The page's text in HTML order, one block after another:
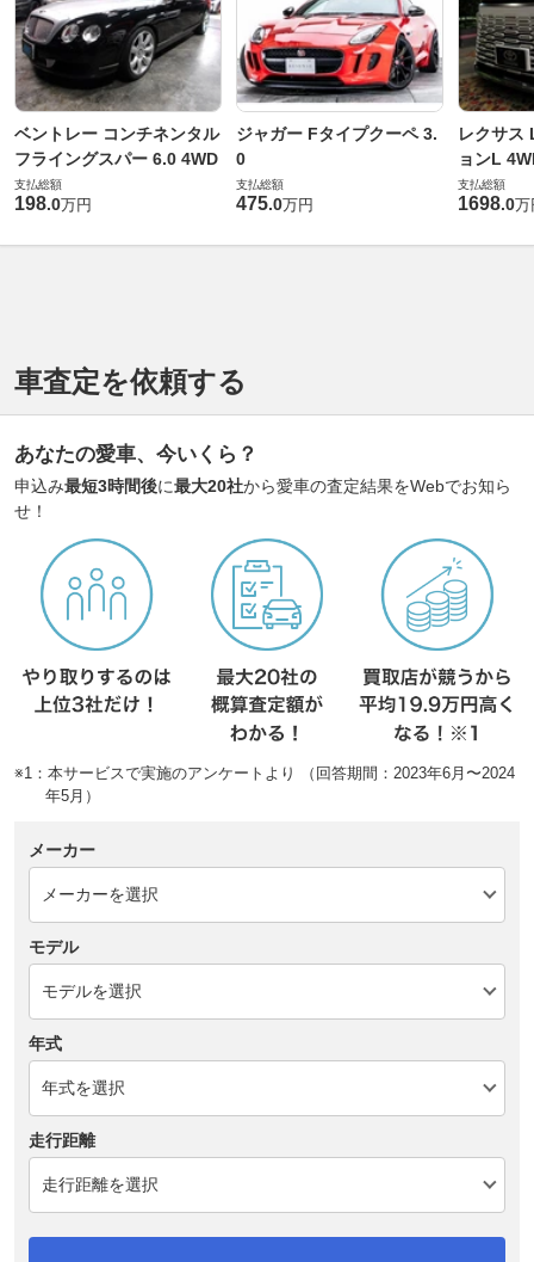
ベントレー コンチネンタル
フライングスパー 6.0 4WD
支払総額
198.0万円
ジャガー Fタイプクーペ 3.
0
支払総額
475.0万円
レクサス
ョンL
支払総額
1698.0万
車査定を依頼する
あなたの愛車、今いくら？
申込み最短3時間後に最大20社から愛車の査定結果をWebでお知ら
せ！
※1：本サービスで実施のアンケートより （回答期間：2023年6月〜2024
年5月）
メーカー
モデル
年式
走行距離